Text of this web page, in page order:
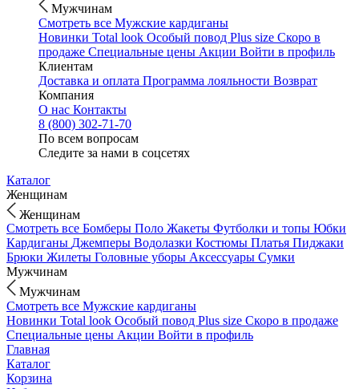
Мужчинам
Смотреть все Мужские кардиганы
Новинки Total look Особый повод Plus size Скоро в
продаже Специальные цены Акции Войти в профиль
Клиентам
Доставка и оплата Программа лояльности Возврат
Компания
О нас Контакты
8 (800) 302-71-70
По всем вопросам
Следите за нами в соцсетях
Каталог
Женщинам
Женщинам
Смотреть все Бомберы Поло Жакеты Футболки и топы Юбки
Кардиганы Джемперы Водолазки Костюмы Платья Пиджаки
Брюки Жилеты Головные уборы Аксессуары Сумки
Мужчинам
Мужчинам
Смотреть все Мужские кардиганы
Новинки Total look Особый повод Plus size Скоро в продаже
Специальные цены Акции Войти в профиль
Главная
Каталог
Корзина